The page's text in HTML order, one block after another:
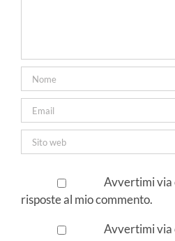
Avvertimi via
risposte al mio commento.
Avvertimi via